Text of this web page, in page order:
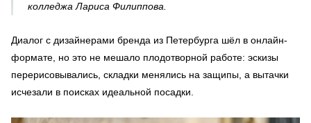
колледжа Лариса Филиппова.
Диалог с дизайнерами бренда из Петербурга шёл в онлайн-
формате, но это не мешало плодотворной работе: эскизы
перерисовывались, складки менялись на защипы, а вытачки
исчезали в поисках идеальной посадки.